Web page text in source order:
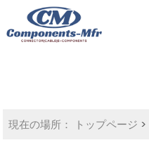
現在の場所： トップページ >